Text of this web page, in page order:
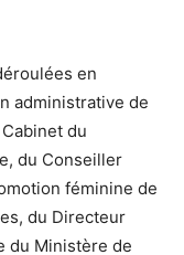
en
administrative de
du
du Conseiller
féminine de
du Directeur
du Ministère de